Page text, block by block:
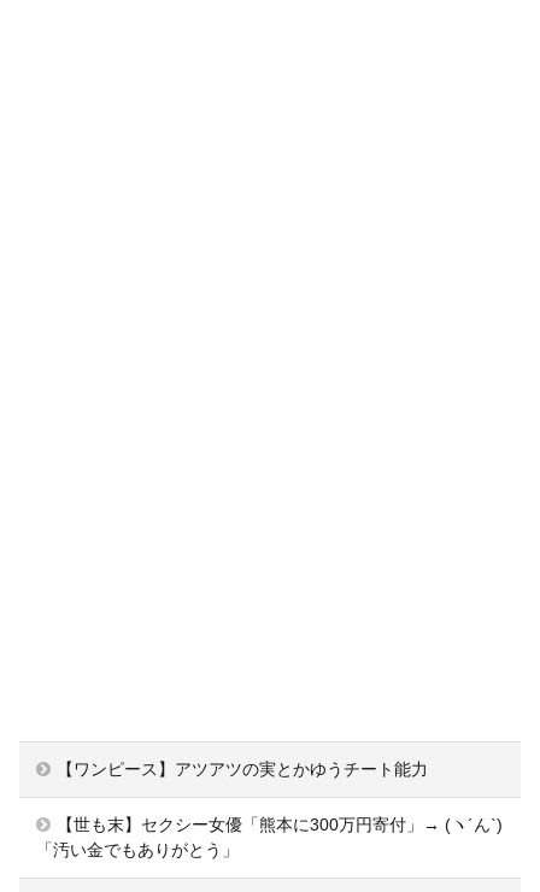
【ワンピース】アツアツの実とかゆうチート能力
【世も末】セクシー女優「熊本に300万円寄付」→ (ヽ´ん`)
「汚い金でもありがとう」